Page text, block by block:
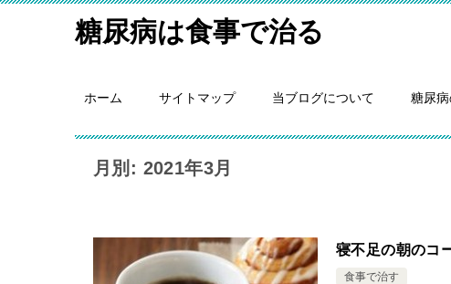
糖尿病は食事で治る
ホーム サイトマップ 当ブログについて 糖尿
月別: 2021年3月
寝不足の朝のコ
食事で治す